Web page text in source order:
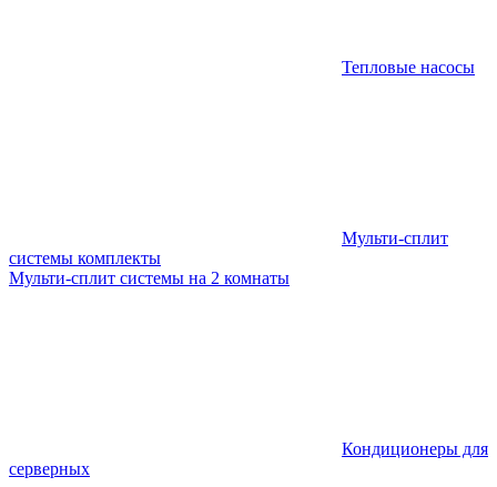
Тепловые насосы
Мульти-сплит
системы комплекты
Мульти-сплит системы на 2 комнаты
Кондиционеры для
серверных